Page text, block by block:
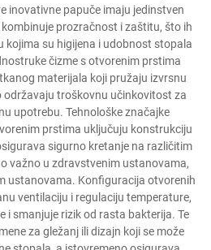
inovativne papuče imaju jedinstven
prozračnost i zaštitu, što ih
kojima su higijena i udobnost stopala
čizme s otvorenim prstima
materijala koji pružaju izvrsnu
održavaju troškovnu učinkovitost za
upotrebu. Tehnološke značajke
prstima uključuju konstrukciju
sigurno kretanje na različitim
važno u zdravstvenim ustanovama,
ustanovama. Konfiguracija otvorenih
ventilaciju i regulaciju temperature,
i smanjuje rizik od rasta bakterija. Te
za gležanj ili dizajn koji se može